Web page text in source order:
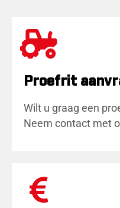
Proefrit
Wilt u graag een
Neem contact met